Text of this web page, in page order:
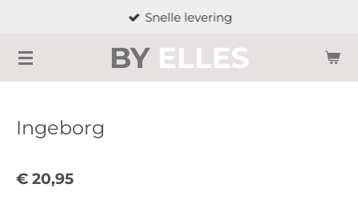
naar
de
BY ELLES
Snelle levering
Ingeborg
€ 20,95